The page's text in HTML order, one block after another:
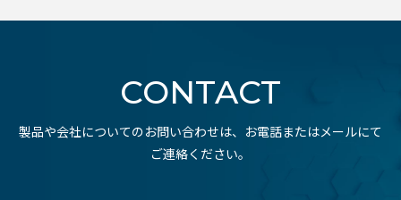
CONTACT
製品や会社についてのお問い合わせは、お電話またはメールにて
ご連絡ください。